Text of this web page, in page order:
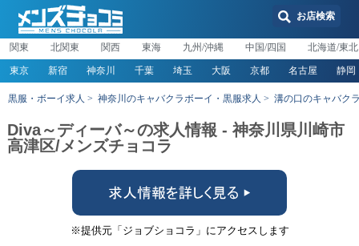
お店検索
関東 北関東 関西 東海 九州/沖縄 中国/四国 北海道/東北
東京 新宿 神奈川 千葉 埼玉 大阪 京都 名古屋 静岡
黒服・ボーイ求人 神奈川のキャバクラボーイ・黒服求人 溝の口のキャバク
Diva～ディーバ～の求人情報 - 神奈川県川崎市
高津区/メンズチョコラ
※提供元「ジョブショコラ」にアクセスします